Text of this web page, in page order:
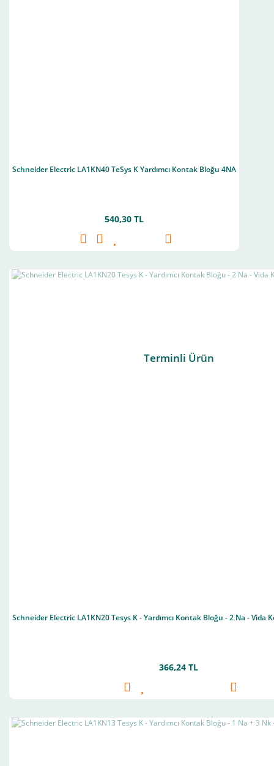
Schneider Electric LA1KN40 TeSys K Yardımcı Kontak Bloğu 4NA
540,30 TL
Terminli Ürün
Schneider Electric LA1KN20 Tesys K - Yardımcı Kontak Bloğu - 2 Na - Vida
366,24 TL